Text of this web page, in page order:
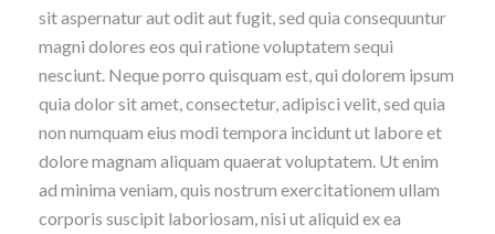
sit aspernatur aut odit aut fugit, sed quia consequuntur
magni dolores eos qui ratione voluptatem sequi
nesciunt. Neque porro quisquam est, qui dolorem ipsum
quia dolor sit amet, consectetur, adipisci velit, sed quia
non numquam eius modi tempora incidunt ut labore et
dolore magnam aliquam quaerat voluptatem. Ut enim
ad minima veniam, quis nostrum exercitationem ullam
corporis suscipit laboriosam, nisi ut aliquid ex ea